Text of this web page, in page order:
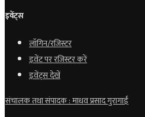
इवेंट्स
लॉगिन/रजिस्टर
इवेंट पर रजिस्टर करें
इवेंट्स देखें
संचालक तथा संपादक : माधव प्रसाद गुरागाईं